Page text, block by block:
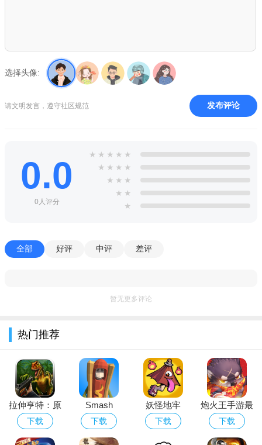
任您使用。
2.游戏配色非常小可爱，少女心十足，音效轻松又休闲，非常
3.看似很简单的装扮游戏，其实也要达成目标哦，达成目标才
泳池美妆派对游戏完整中文版特色
1、游戏采用简约的画面风格，充满挑战的玩法模式；
2、众多精美的服装自由装扮，轻松获得海量的金币；
4、比价考验大家的审美风格，自由的进行组合装扮。
：AR试妆，一键体验潮流妆容
闪耀暖暖：3D换装，沉浸式美妆与派对
恋与制作人
女王的化妆间 ：专业化妆，解锁各种派对造型
开心消消乐：休闲闯关，欢乐派对氛围满分
选择头像:
请文明发言，遵守社区规范 发布评论
0.0
0人评分
★ ★ ★ ★ ★
★ ★ ★ ★
★ ★ ★
★ ★
★
全部 好评 中评 差评
暂无更多评论
热门推荐
拉伸亨特：原
始的猎物
下载
Smash
Test(粉碎试验
app安卓解压
下载
妖怪地牢
Yokai
下载
炮火王手游最
新安卓破解版
下载